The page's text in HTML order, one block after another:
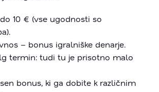
10 € (vse ugodnosti so
– bonus igralniške denarje.
termin: tudi tu je prisotno malo
bonus, ki ga dobite k različnim